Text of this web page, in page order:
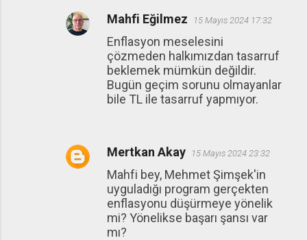
Mahfi Eğilmez 15 Mayıs 2024 17:32
Enflasyon meselesini
çözmeden halkımızdan tasarruf
beklemek mümkün değildir.
Bugün geçim sorunu olmayanlar
bile TL ile tasarruf yapmıyor.
Mertkan Akay 15 Mayıs 2024 23:32
Mahfi bey, Mehmet Şimşek'in
uyguladığı program gerçekten
enflasyonu düşürmeye yönelik
mi? Yönelikse başarı şansı var
mı?